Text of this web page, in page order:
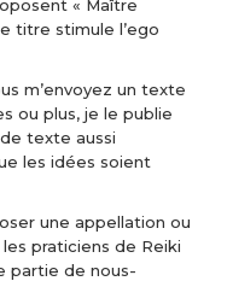
« Maître
titre stimule l’ego
m’envoyez un texte
ou plus, je le publie
texte aussi
les idées soient
une appellation ou
praticiens de Reiki
partie de nous-